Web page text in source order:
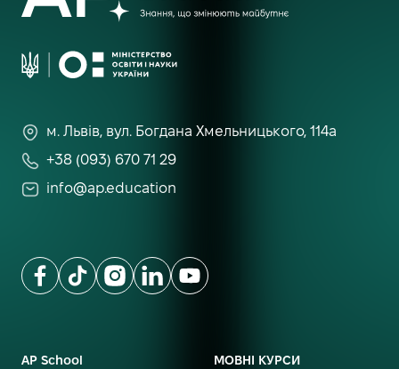
м. Львів, вул. Богдана Хмельницького, 114а
+38 (093) 670 71 29
info@ap.education
AP School МОВНІ КУРСИ